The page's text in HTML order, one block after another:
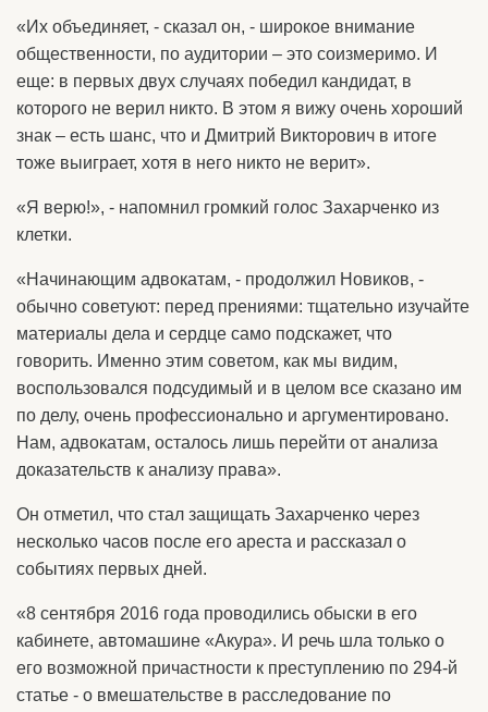
«Их объединяет, - сказал он, - широкое внимание
общественности, по аудитории – это соизмеримо. И
еще: в первых двух случаях победил кандидат, в
которого не верил никто. В этом я вижу очень хороший
знак – есть шанс, что и Дмитрий Викторович в итоге
тоже выиграет, хотя в него никто не верит».
«Я верю!», - напомнил громкий голос Захарченко из
клетки.
«Начинающим адвокатам, - продолжил Новиков, -
обычно советуют: перед прениями: тщательно изучайте
материалы дела и сердце само подскажет, что
говорить. Именно этим советом, как мы видим,
воспользовался подсудимый и в целом все сказано им
по делу, очень профессионально и аргументировано.
Нам, адвокатам, осталось лишь перейти от анализа
доказательств к анализу права».
Он отметил, что стал защищать Захарченко через
несколько часов после его ареста и рассказал о
событиях первых дней.
«8 сентября 2016 года проводились обыски в его
кабинете, автомашине «Акура». И речь шла только о
его возможной причастности к преступлению по 294-й
статье - о вмешательстве в расследование по